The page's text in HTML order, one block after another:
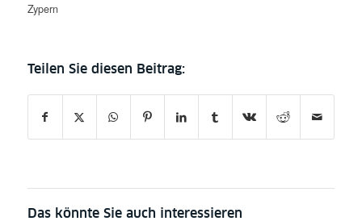
Zypern
Das könnte Sie auch interessieren